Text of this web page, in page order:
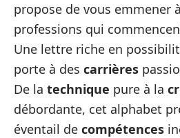
propose de vous emmener
professions qui
Une lettre riche en
porte à des carrières
De la technique pure à la
débordante, cet alphabet
éventail de compétences